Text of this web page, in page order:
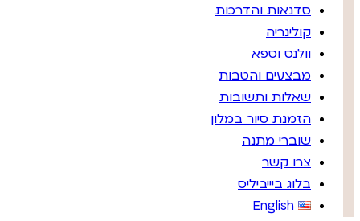
סדנאות והדרכות
קולינריה
וולנס וספא
מבצעים והטבות
שאלות ותשובות
הזמנת סיור במלון
שוברי מתנה
צרו קשר
בלוג ביייביליס
English